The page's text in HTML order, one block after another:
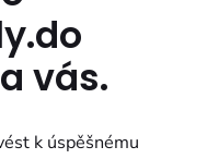
vás.
k úspěšnému